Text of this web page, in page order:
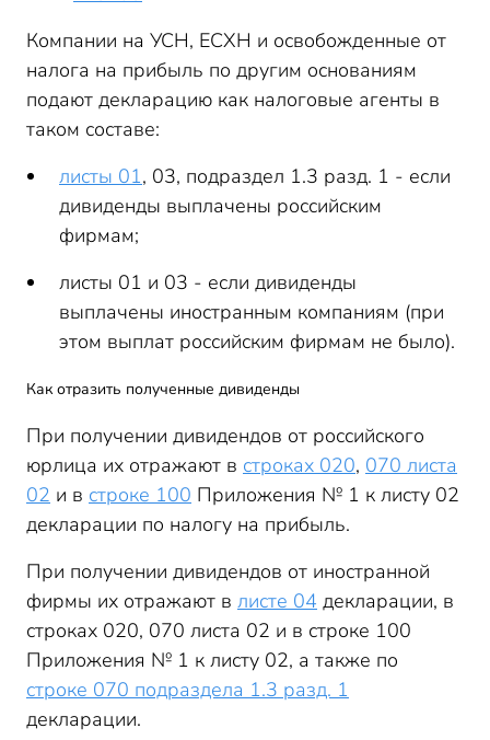
Компании на УСН, ЕСХН и освобожденные от
налога на прибыль по другим основаниям
подают декларацию как налоговые агенты в
таком составе:
листы 01, 03, подраздел 1.3 разд. 1 - если
дивиденды выплачены российским
фирмам;
листы 01 и 03 - если дивиденды
выплачены иностранным компаниям (при
этом выплат российским фирмам не было).
Как отразить полученные дивиденды
При получении дивидендов от российского
юрлица их отражают в строках 020, 070 листа
02 и в строке 100 Приложения № 1 к листу 02
декларации по налогу на прибыль.
При получении дивидендов от иностранной
фирмы их отражают в листе 04 декларации, в
строках 020, 070 листа 02 и в строке 100
Приложения № 1 к листу 02, а также по
строке 070 подраздела 1.3 разд. 1
декларации.